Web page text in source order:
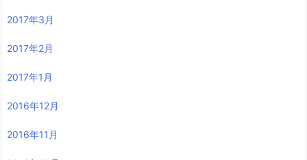
2017年3月
2017年2月
2017年1月
2016年12月
2016年11月